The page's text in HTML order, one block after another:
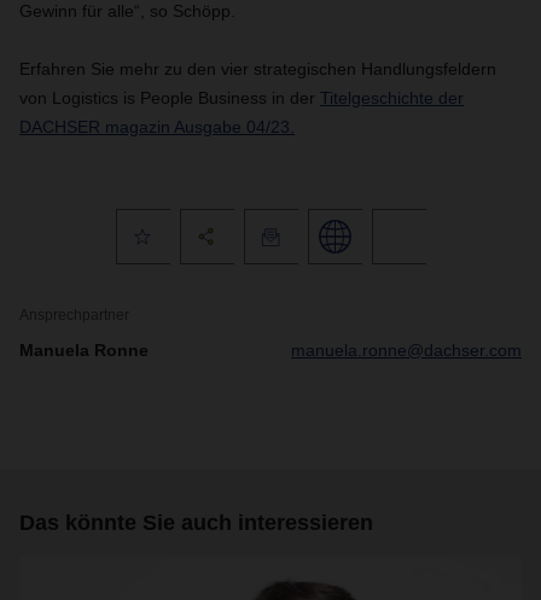
Gewinn für alle“, so Schöpp.
Erfahren Sie mehr zu den vier strategischen Handlungsfeldern
von Logistics is People Business in der Titelgeschichte der
DACHSER magazin Ausgabe 04/23.
Ansprechpartner
Manuela Ronne manuela.ronne@dachser.com
Das könnte Sie auch interessieren